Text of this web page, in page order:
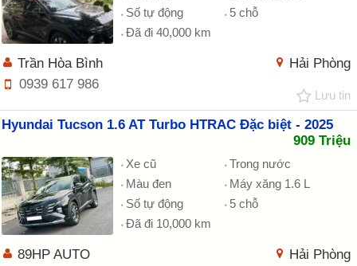
Số tự động
5 chỗ
Đã đi 40,000 km
Hải Phòng
Trần Hòa Bình
0939 617 986
Lưu tin
Hyundai Tucson 1.6 AT Turbo HTRAC Đặc biệt - 2025
909 Triệu
Xe cũ
Trong nước
Màu đen
Máy xăng 1.6 L
Số tự động
5 chỗ
Đã đi 10,000 km
Hải Phòng
89HP AUTO